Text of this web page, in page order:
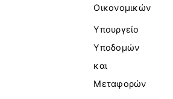
Οικονομικών
Υπουργείο
Υποδομών
και
Μεταφορών